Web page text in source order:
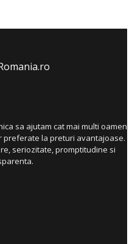
sa ajutam cat mai multi oameni
preferate la preturi avantajoase.
seriozitate, promptitudine si